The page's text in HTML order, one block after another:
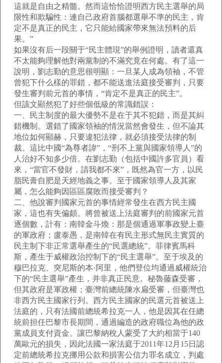
這就是自由之精髓。然而這恰恰證明西方民主選舉的局
限性和欺騙性：連自己政府首腦都選舉不準的民主，肯
定不是真正的民主，它只能給國家帶來無法預料的后
果。”
如果沒有后一段關于“民主體現”的舉例證明，讀者還真
不太能夠理解他對兩黨制的不滿究竟在何處。有了這一
說明，劉志勤的意思很明顯：一旦某人成為領袖，不管
曾犯下什么樣的罪錯，都不能送進法庭接受審判，只要
發生審判前元首的事情，“肯定不是真正的民主”。
但該文顯然犯了好些個低級的常識錯誤：
一、民主制度的最大優勢不是在于其不犯錯，而是其糾
錯機制。選錯了國家領袖的情況當然會發生，但不論其
地位如何顯赫，只要違犯法律，就必須接受法律的制
裁。這比中國“為尊者諱”，“刑不上黨與國家領導人”的
人治好不知多少倍。在劉志勤（包括中國許多官員）看
來，“當官不發財，請我都不來”，既然為官一方，以民
脂民膏自肥是天經地義之事。至于國家領導人及其家
屬，怎么能夠因區區腐敗而接受審判？
二、他說審判國家元首的事情經常發生在西方民主國
家，這也有失偏頗。將曾被送上法庭審判的前國家元首
逐個數，計有：南韓金斗煥：那是個通過軍事政變上臺
的軍政府；盧泰愚，是南韓在有民主形式無民主實質的
民主制下非正常選舉產生的“民選總統”。菲律賓馬科
斯，產生于威權政治控制下的“民主選舉”。至于埃及的
穆巴拉克、突尼斯的本·阿里，他們登位均通過威權統治
下的“民主選舉”產生，并非真正民意。秘魯藤森受審，
但其政府是軍政權；臺灣前總統陳水扁受審，但臺灣也
非西方民主國家行列。西方民主國家的民選元首被送上
法庭的，只有法國前總統希拉克一人，他是因其在任總
統前担任巴黎市長期間，通過編造的政府職位為他的政
黨成員支付資金。讓巴黎納稅人蒙受了大約相當于140
萬歐元的損失，因此法國一家法庭于2011年12月15日認
定前總統希拉克挪用公款和損害公信力罪名成立，判處